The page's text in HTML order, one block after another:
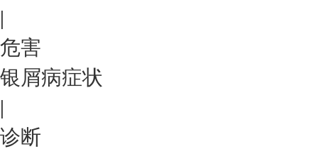
|
危害
银屑病症状
|
诊断